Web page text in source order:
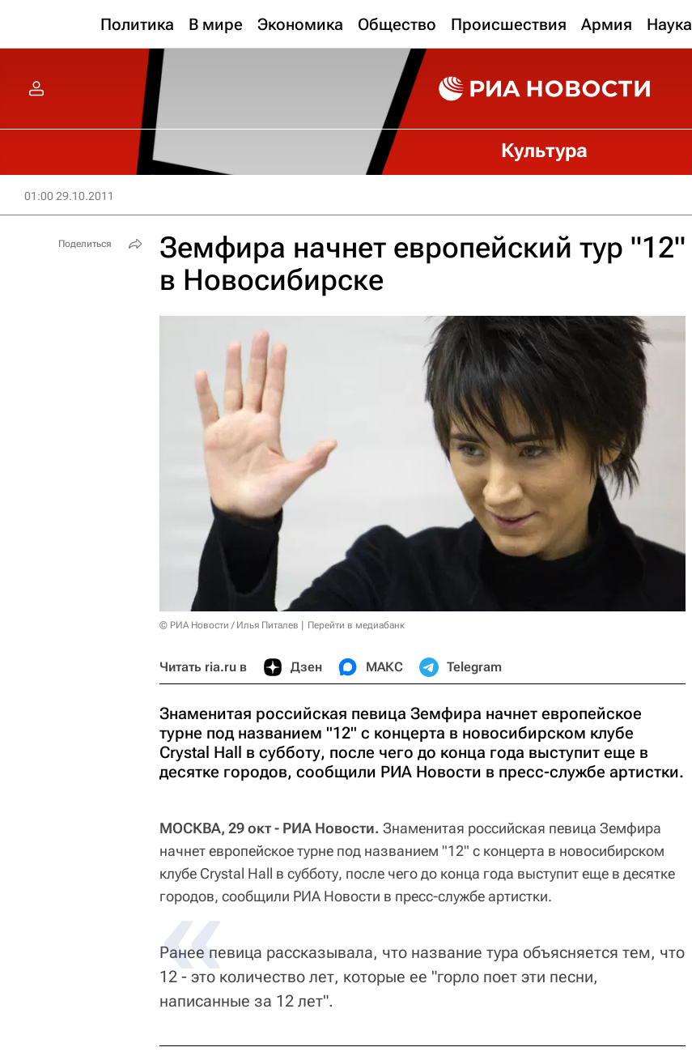
Политика В мире Экономика Общество Происшествия Армия Наука
Культура
01:00 29.10.2011
Земфира начнет европейский тур "12"
в Новосибирске
© РИА Новости / Илья Питалев Перейти в медиабанк
Читать ria.ru в Дзен МАКС Telegram
Знаменитая российская певица Земфира начнет европейское
турне под названием "12" с концерта в новосибирском клубе
Crystal Hall в субботу, после чего до конца года выступит еще в
десятке городов, сообщили РИА Новости в пресс-службе артистки.
МОСКВА, 29 окт - РИА Новости. Знаменитая российская певица Земфира
начнет европейское турне под названием "12" с концерта в новосибирском
клубе Crystal Hall в субботу, после чего до конца года выступит еще в десятке
городов, сообщили РИА Новости в пресс-службе артистки.
Ранее певица рассказывала, что название тура объясняется тем, что
12 - это количество лет, которые ее "горло поет эти песни,
написанные за 12 лет".
Поделиться